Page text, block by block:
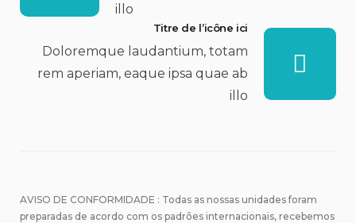
illo
Titre de l’icône ici
Doloremque laudantium, totam
rem aperiam, eaque ipsa quae ab
illo
AVISO DE CONFORMIDADE : Todas as nossas unidades foram
preparadas de acordo com os padrões internacionais, recebemos